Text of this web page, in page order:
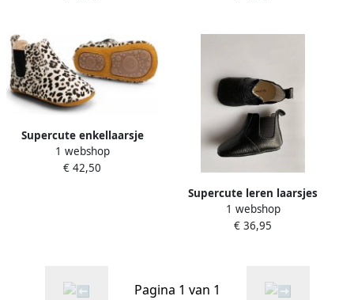
Supercute enkellaarsje
Chelsea boots dierenprint
luipaardprint 12 18
1 webshop
€ 42,50
Supercute leren laarsjes
zwart 6 t m 12 maanden
1 webshop
€ 36,95
Pagina 1 van 1